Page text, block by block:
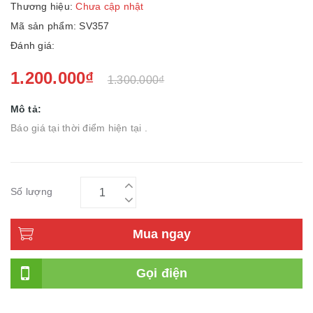
Thương hiệu: Chưa cập nhật
Mã sản phẩm: SV357
Đánh giá:
1.200.000₫ 1.300.000₫
Mô tả:
Báo giá tại thời điểm hiện tại .
Số lượng
Mua ngay
Gọi điện